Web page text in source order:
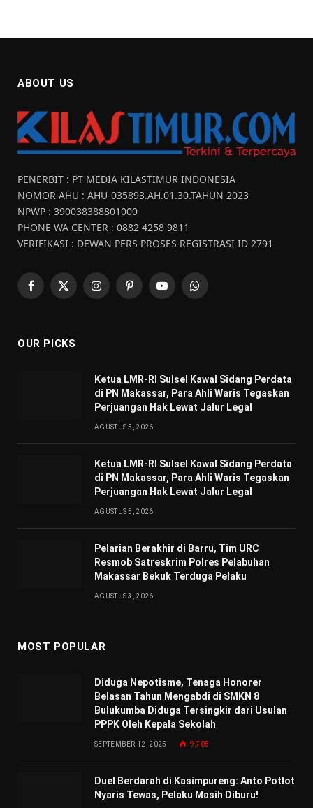
ABOUT US
PENERBIT : PT MEDIA KILASTIMUR INDONESIA
NOMOR AHU : AHU-035893.AH.01.30.TAHUN 2023
NPWP : 390038388801000
PHONE WA CENTER : 0882 4258 9811
VERIFIKASI : DEWAN PERS PROSES REGISTRASI ID 2791
Facebook
X
InstagramPinterestYouTubeWhatsApp
OUR PICKS
Ketua LMR-RI Sulsel Kawal Sidang Perdata
di PN Makassar, Para Ahli Waris Tegaskan
Perjuangan Hak Lewat Jalur Legal
AGUSTUS 5, 2026
Ketua LMR-RI Sulsel Kawal Sidang Perdata
di PN Makassar, Para Ahli Waris Tegaskan
Perjuangan Hak Lewat Jalur Legal
AGUSTUS 5, 2026
Pelarian Berakhir di Barru, Tim URC
Resmob Satreskrim Polres Pelabuhan
Makassar Bekuk Terduga Pelaku
AGUSTUS 3, 2026
MOST POPULAR
Diduga Nepotisme, Tenaga Honorer
Belasan Tahun Mengabdi di SMKN 8
Bulukumba Diduga Tersingkir dari Usulan
PPPK Oleh Kepala Sekolah
SEPTEMBER 12, 2025 9,705
Duel Berdarah di Kasimpureng: Anto Potlot
Nyaris Tewas, Pelaku Masih Diburu!